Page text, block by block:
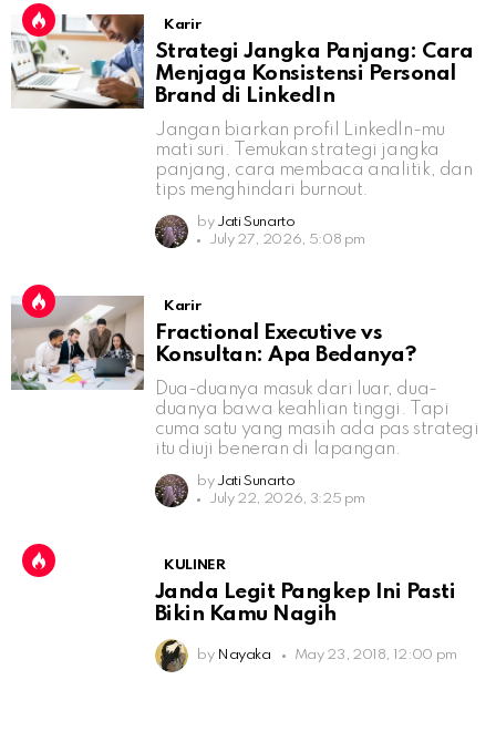
Karir
Strategi Jangka Panjang: Cara
Menjaga Konsistensi Personal
Brand di LinkedIn
Jangan biarkan profil LinkedIn-mu
mati suri. Temukan strategi jangka
panjang, cara membaca analitik, dan
tips menghindari burnout.
by Jati Sunarto
July 27, 2026, 5:08 pm
Karir
Fractional Executive vs
Konsultan: Apa Bedanya?
Dua-duanya masuk dari luar, dua-
duanya bawa keahlian tinggi. Tapi
cuma satu yang masih ada pas strategi
itu diuji beneran di lapangan.
by Jati Sunarto
July 22, 2026, 3:25 pm
KULINER
Janda Legit Pangkep Ini Pasti
Bikin Kamu Nagih
by Nayaka May 23, 2018, 12:00 pm